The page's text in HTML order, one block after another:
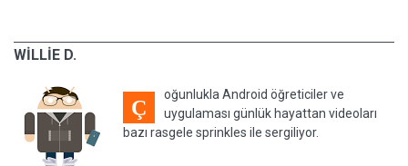
WILLIE D.
Ç
oğunlukla Android öğreticiler ve
uygulaması günlük hayattan videoları
bazı rasgele sprinkles ile sergiliyor.